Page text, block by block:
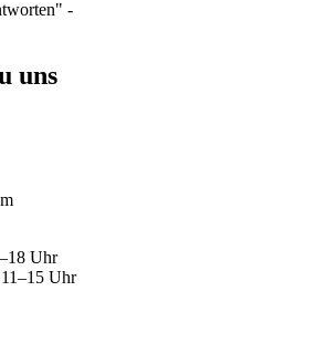
-
uns
Uhr
Uhr